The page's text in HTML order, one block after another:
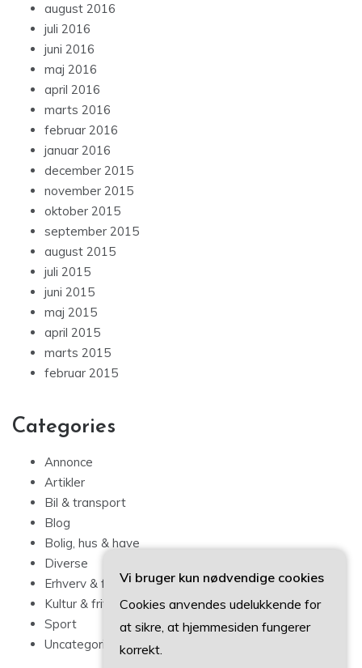
august 2016
juli 2016
juni 2016
maj 2016
april 2016
marts 2016
februar 2016
januar 2016
december 2015
november 2015
oktober 2015
september 2015
august 2015
juli 2015
juni 2015
maj 2015
april 2015
marts 2015
februar 2015
Categories
Annonce
Artikler
Bil & transport
Blog
Bolig, hus & have
Diverse
Erhverv & forbrug
Kultur & fritid
Sport
Uncategorized
Vi bruger kun nødvendige cookies
Cookies anvendes udelukkende for
at sikre, at hjemmesiden fungerer
korrekt.